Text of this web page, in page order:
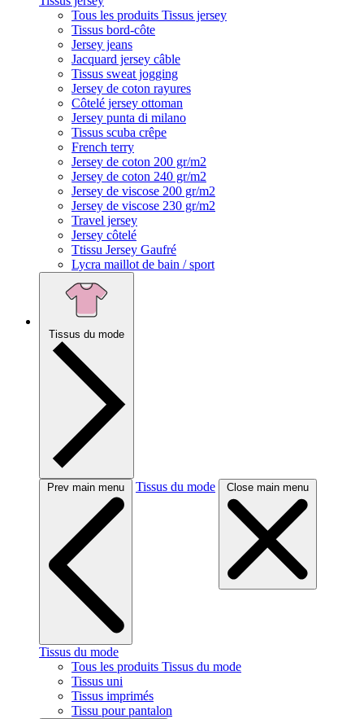
Tous les produits Tissus jersey
Tissus bord-côte
Jersey jeans
Jacquard jersey câble
Tissus sweat jogging
Jersey de coton rayures
Côtelé jersey ottoman
Jersey punta di milano
Tissus scuba crêpe
French terry
Jersey de coton 200 gr/m2
Jersey de coton 240 gr/m2
Jersey de viscose 200 gr/m2
Jersey de viscose 230 gr/m2
Travel jersey
Jersey côtelé
Ttissu Jersey Gaufré
Lycra maillot de bain / sport
Tissus du mode
Prev main menu Tissus du mode Close main menu
Tissus du mode
Tous les produits Tissus du mode
Tissus uni
Tissus imprimés
Tissu pour pantalon